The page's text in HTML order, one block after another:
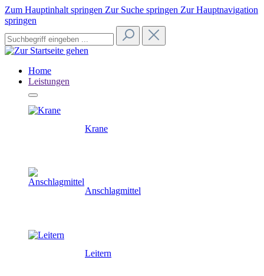
Zum Hauptinhalt springen Zur Suche springen Zur Hauptnavigation
springen
Home
Leistungen
Krane
Anschlagmittel
Leitern